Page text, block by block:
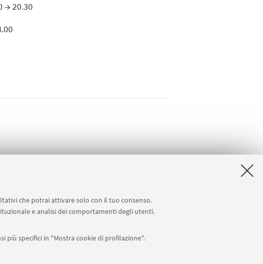
che potrai attivare solo con il tuo consenso.
e analisi dei comportamenti degli utenti.
più specifici in "Mostra cookie di profilazione".
→ 20.30